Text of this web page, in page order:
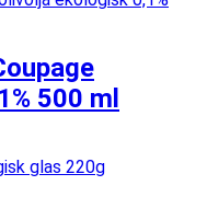
500 ml